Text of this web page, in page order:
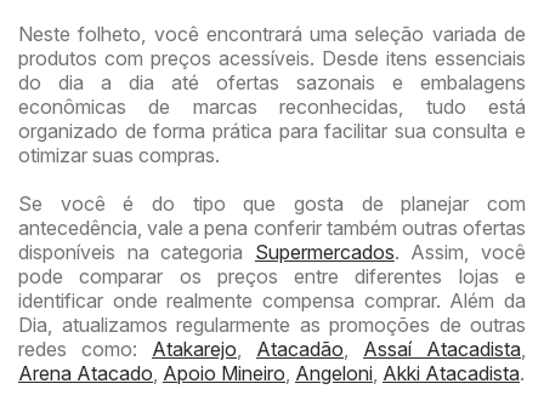
Neste folheto, você encontrará uma seleção variada de
produtos com preços acessíveis. Desde itens essenciais
do dia a dia até ofertas sazonais e embalagens
econômicas de marcas reconhecidas, tudo está
organizado de forma prática para facilitar sua consulta e
otimizar suas compras.
Se você é do tipo que gosta de planejar com
antecedência, vale a pena conferir também outras ofertas
disponíveis na categoria Supermercados. Assim, você
pode comparar os preços entre diferentes lojas e
identificar onde realmente compensa comprar. Além da
Dia, atualizamos regularmente as promoções de outras
redes como: Atakarejo, Atacadão, Assaí Atacadista,
Arena Atacado, Apoio Mineiro, Angeloni, Akki Atacadista.